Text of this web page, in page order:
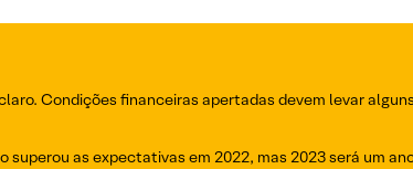
Condições financeiras apertadas devem levar
superou as expectativas em 2022, mas 2023 será um